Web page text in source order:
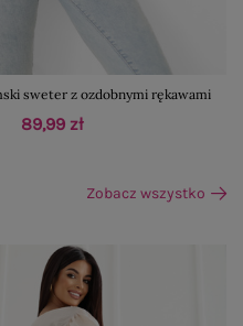
sweter z ozdobnymi rękawami
89,99 zł
Zobacz wszystko